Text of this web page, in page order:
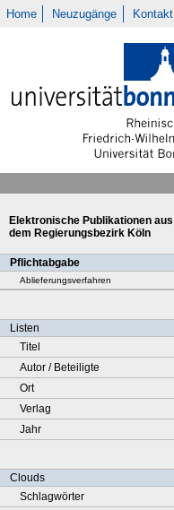
Home Neuzugänge Kontakt
Elektronische Publikationen aus
dem Regierungsbezirk Köln
Pflichtabgabe
Ablieferungsverfahren
Listen
Titel
Autor / Beteiligte
Ort
Verlag
Jahr
Clouds
Schlagwörter